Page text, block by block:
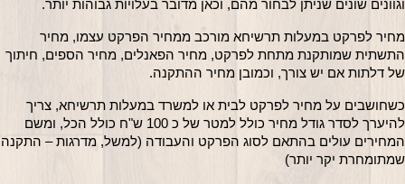
שונים שניתן לבחור מהם, וכאן מדובר בעלויות גבוהות יותר.
מחיר לפרקט במעלות תרשיחא מורכב ממחיר הפרקט עצמו, מחיר
התשתית שמותקנת מתחת לפרקט, מחיר הפאנלים, מחיר הספים, חיתוך
דלתות אם יש צורך, וכמובן מחיר ההתקנה.
כשחושבים על מחיר לפרקט לבית או למשרד במעלות תרשיחא, צריך
להיערך לסדר גודל מחיר כולל למטר של כ 100 ש"ח כולל הכל, ומשם
המחירים עולים בהתאם לסוג הפרקט והעבודה (למשל, מדרגות – התקנה
יקר יותר)